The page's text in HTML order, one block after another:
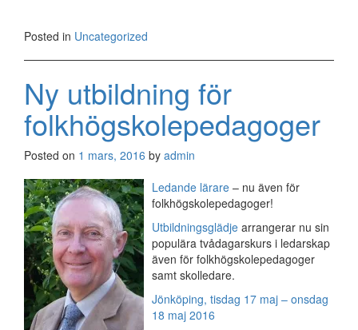
Posted in Uncategorized
Ny utbildning för
folkhögskolepedagoger
Posted on 1 mars, 2016 by admin
Ledande lärare – nu även för
folkhögskolepedagoger!
Utbildningsglädje arrangerar nu sin
populära tvådagarskurs i ledarskap
även för folkhögskolepedagoger
samt skolledare.
Jönköping, tisdag 17 maj – onsdag
18 maj 2016